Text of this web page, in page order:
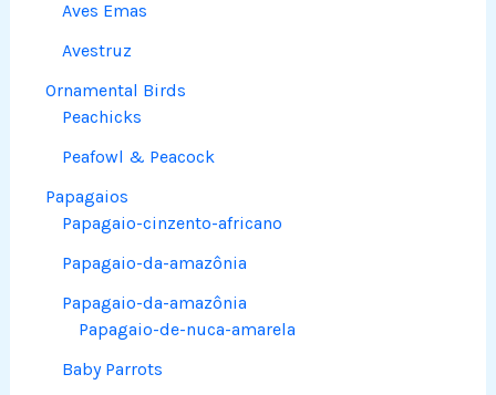
Aves Emas
Avestruz
Ornamental Birds
Peachicks
Peafowl & Peacock
Papagaios
Papagaio-cinzento-africano
Papagaio-da-amazônia
Papagaio-da-amazônia
Papagaio-de-nuca-amarela
Baby Parrots